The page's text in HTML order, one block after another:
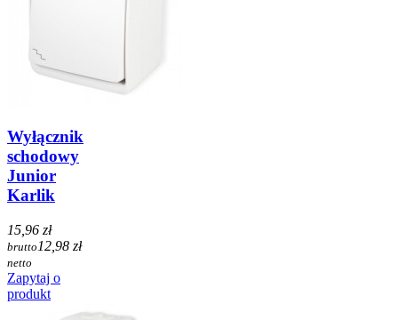
Wyłącznik
schodowy
Junior
Karlik
15,96 zł
brutto 12,98 zł
netto
Zapytaj o
produkt